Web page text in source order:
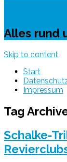
Alles rund
Skip to content
Start
Impressum
Tag
Schalke-